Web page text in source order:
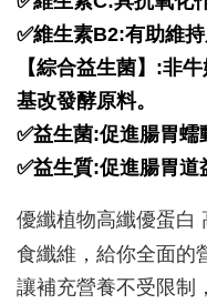
✅維生素B2:有助維持
【綜合益生菌】:非
基改發酵原料。
✅益生菌:促進腸胃蠕
✅益生質:促進腸胃道
優纖植物高纖優蛋白
食纖維，給你全面的
讓補充營養不受限制